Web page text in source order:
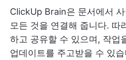
ClickUp Brain은 문서에서
모든 것을 연결해 줍니다. 따
하고 공유할 수 있으며, 작업
업데이트를 주고받을 수 있